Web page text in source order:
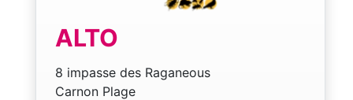
ALTO
8 impasse des Raganeous
Carnon Plage